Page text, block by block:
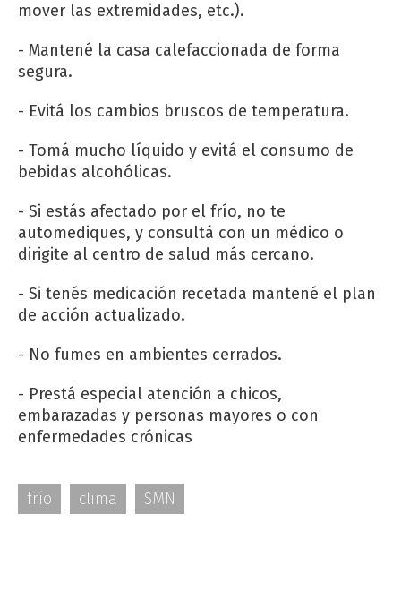
mover las extremidades, etc.).
- Mantené la casa calefaccionada de forma
segura.
- Evitá los cambios bruscos de temperatura.
- Tomá mucho líquido y evitá el consumo de
bebidas alcohólicas.
- Si estás afectado por el frío, no te
automediques, y consultá con un médico o
dirigite al centro de salud más cercano.
- Si tenés medicación recetada mantené el plan
de acción actualizado.
- No fumes en ambientes cerrados.
- Prestá especial atención a chicos,
embarazadas y personas mayores o con
enfermedades crónicas
frío clima SMN